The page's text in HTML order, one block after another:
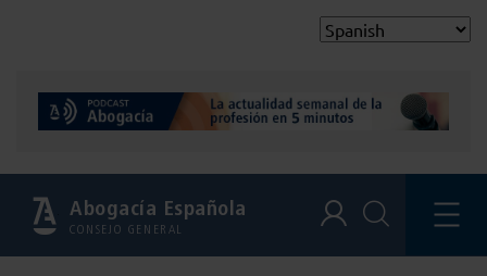
Abogacía Española
CONSEJO GENERAL